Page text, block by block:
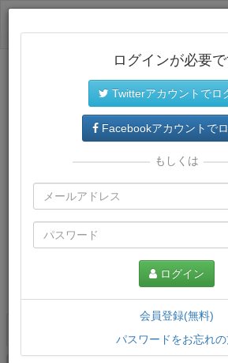
ログインが必要
Twitterアカウントでロ
Facebookアカウントで
もしくは
ログイン
会員登録(無料)
パスワードをお忘れ